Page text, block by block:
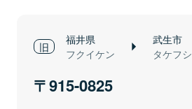
福井県
フクイケン
武生市
タケフシ
915-0825